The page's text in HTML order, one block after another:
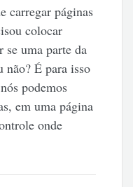
carregar páginas
colocar
se uma parte da
não? É para isso
podemos
em uma página
onde